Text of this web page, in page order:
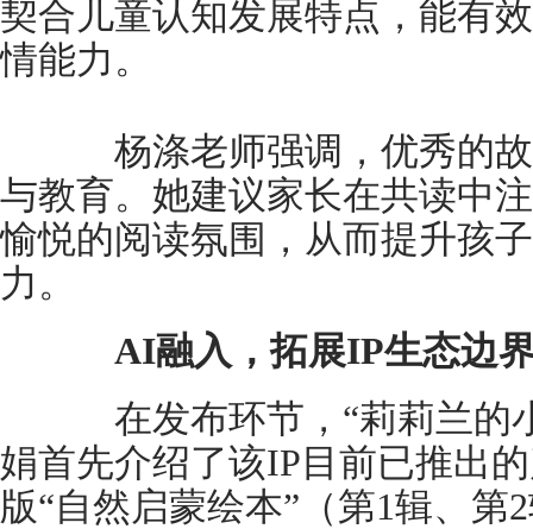
契合儿童认知发展特点，能有
情能力。
杨涤老师强调，优秀的故
与教育。她建议家长在共读中
愉悦的阅读氛围，从而提升孩
力。
AI融入，拓展IP生态边
在发布环节，“莉莉兰的
娟首先介绍了该IP目前已推出
版“自然启蒙绘本”（第1辑、第